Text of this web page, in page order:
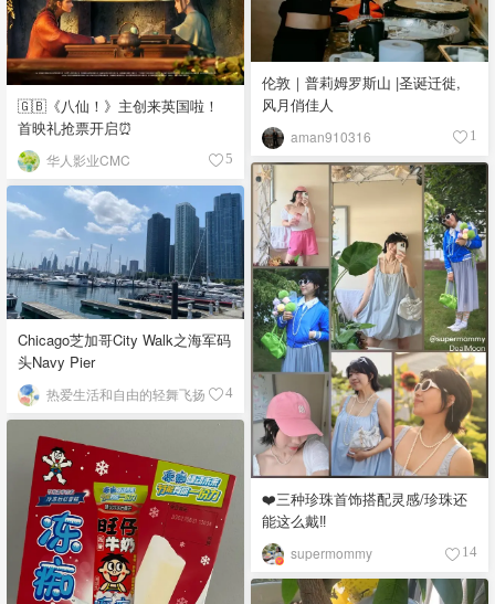
🇬🇧《八仙！》主创来英国啦！
首映礼抢票开启⏰
华人影业CMC 5
伦敦｜普莉姆罗斯山 |圣诞迁徙,
风月俏佳人
aman910316 1
❤️三种珍珠首饰搭配灵感/珍珠还
能这么戴‼️
supermommy 14
Chicago芝加哥City Walk之海军码
头Navy Pier
热爱生活和自由的轻舞飞扬 4